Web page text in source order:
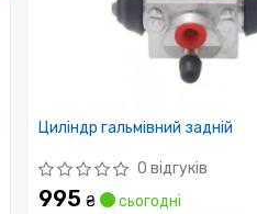
Циліндр гальмівний задній
0 відгуків
995₴
сьогодні